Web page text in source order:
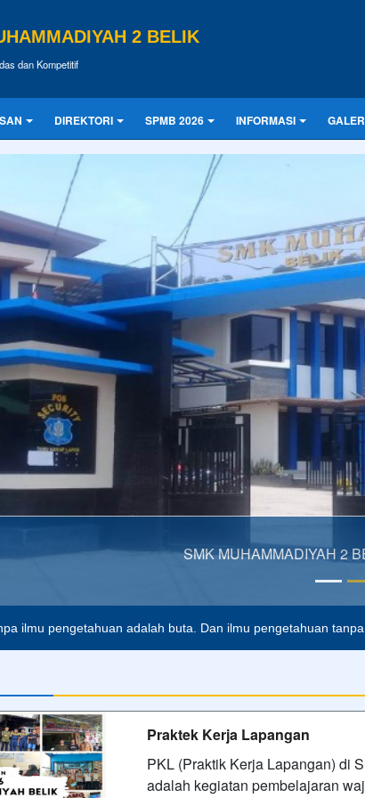
2 BELIK
dan Kompetitif
DIREKTORI SPMB 2026 INFORMASICONTOH
merupakan tiket untuk masa depan. Hari esok untuk orang-
ilmu pengetahuan adalah buta. Dan ilmu pengetahuan
Praktek Kerja Lapangan
PKL (Praktik Kerja Lapangan) di
adalah kegiatan pembelajaran
di dunia usaha/industri (IDUKA)
mengaplikasikan teori,
15/01/2023 21:23 - Oleh Admin
di pagi hari
Upacara Bendera 5
Upacara Bendera Hari
Semester genap 2025/